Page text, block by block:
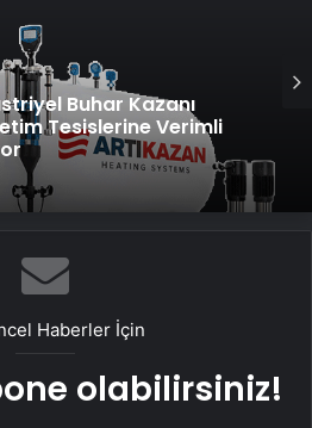
Buhar Kazanı
Tesislerine Verimli
Haberler İçin
olabilirsiniz!